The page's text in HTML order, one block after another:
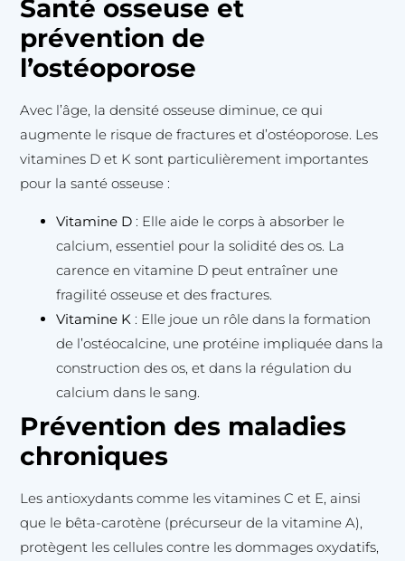
Santé osseuse et
prévention de
l’ostéoporose
Avec l’âge, la densité osseuse diminue, ce qui
augmente le risque de fractures et d’ostéoporose. Les
vitamines D et K sont particulièrement importantes
pour la santé osseuse :
Vitamine D : Elle aide le corps à absorber le
calcium, essentiel pour la solidité des os. La
carence en vitamine D peut entraîner une
fragilité osseuse et des fractures.
Vitamine K : Elle joue un rôle dans la formation
de l’ostéocalcine, une protéine impliquée dans la
construction des os, et dans la régulation du
calcium dans le sang.
Prévention des maladies
chroniques
Les antioxydants comme les vitamines C et E, ainsi
que le bêta-carotène (précurseur de la vitamine A),
protègent les cellules contre les dommages oxydatifs,